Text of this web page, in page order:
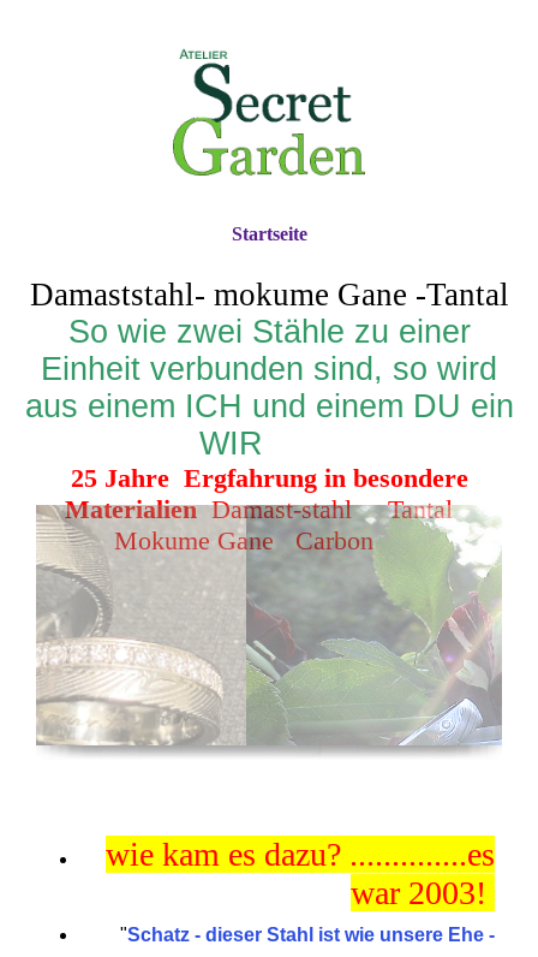
Damaststahl- mokume Gane -Tantal
So wie zwei Stähle zu einer
Einheit verbunden sind, so wird
aus einem ICH und einem DU ein
WIR
25 Jahre Ergfahrung in besondere
MaterialienDamast-stahl Tantal
Mokume Gane Carbon
Startseite
wie kam es dazu? ..............es
war 2003!
"Schatz - dieser Stahl ist wie unsere Ehe -